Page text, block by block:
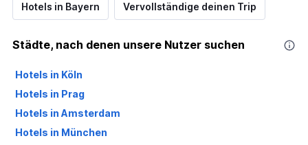
Hotels in Bayern Vervollständige deinen Trip
Städte, nach denen unsere Nutzer suchen
Hotels in Köln
Hotels in Prag
Hotels in Amsterdam
Hotels in München